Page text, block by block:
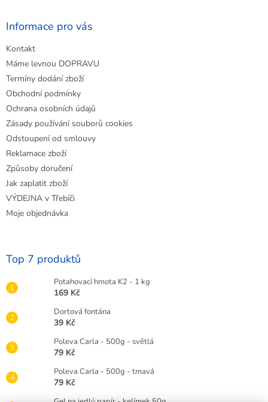
Informace pro vás
Kontakt
Máme levnou DOPRAVU
Termíny dodání zboží
Obchodní podmínky
Ochrana osobních údajů
Zásady používání souborů cookies
Odstoupení od smlouvy
Reklamace zboží
Způsoby doručení
Jak zaplatit zboží
VÝDEJNA v Třebíči
Moje objednávka
Top 7 produktů
Potahovací hmota K2 - 1 kg
169 Kč
Dortová fontána
39 Kč
Poleva Carla - 500g - světlá
79 Kč
Poleva Carla - 500g - tmavá
79 Kč